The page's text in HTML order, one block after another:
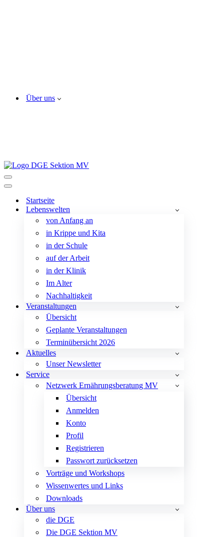
Über uns
Navigationsmenü
Navigationsmenü
Startseite
Lebenswelten
von Anfang an
in Krippe und Kita
in der Schule
auf der Arbeit
in der Klinik
Im Alter
Nachhaltigkeit
Veranstaltungen
Übersicht
Geplante Veranstaltungen
Terminübersicht 2026
Aktuelles
Unser Newsletter
Service
Netzwerk Ernährungsberatung MV
Übersicht
Anmelden
Konto
Profil
Registrieren
Passwort zurücksetzen
Vorträge und Workshops
Wissenwertes und Links
Downloads
Über uns
die DGE
Die DGE Sektion MV